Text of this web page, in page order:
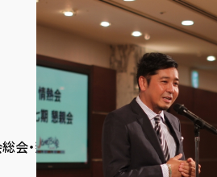
会・懇親会】を開催い